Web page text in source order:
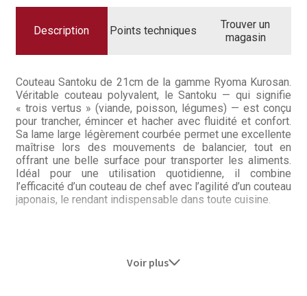
Revendeurs
Revue de presse
Téléchargements
Thank you for booking
Tous les articles
CM
KUROSAN
Description Points techniques
Trouver un
magasin
Couteau Santoku de 21cm de la gamme Ryoma Kurosan.
Véritable couteau polyvalent, le Santoku — qui signifie
« trois vertus » (viande, poisson, légumes) — est conçu
pour trancher, émincer et hacher avec fluidité et confort.
Sa lame large légèrement courbée permet une excellente
maîtrise lors des mouvements de balancier, tout en
offrant une belle surface pour transporter les aliments.
Idéal pour une utilisation quotidienne, il combine
l’efficacité d’un couteau de chef avec l’agilité d’un couteau
japonais, le rendant indispensable dans toute cuisine.
Une lame japonaise au concentré
Voir plus